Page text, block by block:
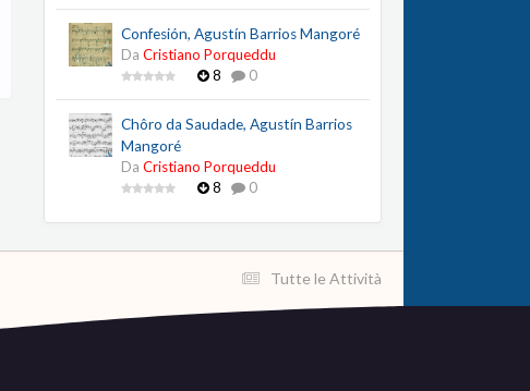
Confesión, Agustín Barrios Mangoré
Da Cristiano Porqueddu
8
0
Chôro da Saudade, Agustín Barrios
Mangoré
Da Cristiano Porqueddu
8
0
Tutte le Attività